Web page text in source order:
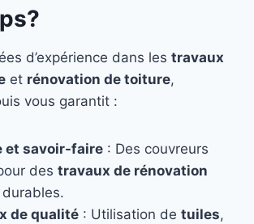
d’expérience dans les travaux
et rénovation de toiture,
vous garantit :
et savoir-faire : Des couvreurs
des travaux de rénovation
de qualité : Utilisation de tuiles,